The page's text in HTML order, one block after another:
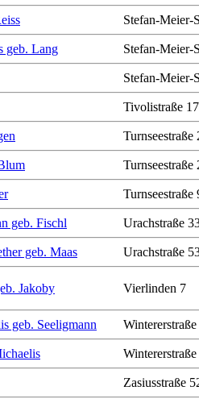
Stefan-Meier-
geb. Lang Stefan-Meier-
Stefan-Meier-
Tivolistraße 17
Turnseestraße
Turnseestraße
Turnseestraße
geb. Fischl Urachstraße
geb. Maas Urachstraße
Jakoby Vierlinden 7
geb. Seeligmann
Zasiusstraße